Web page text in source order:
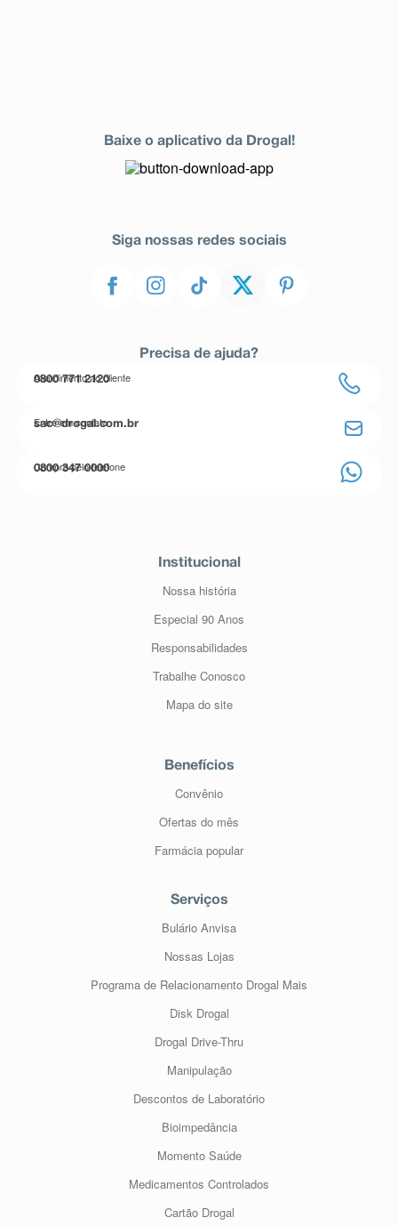
Baixe o aplicativo da Drogal!
Siga nossas redes sociais
Precisa de ajuda?
Atendimento ao cliente
0800 771 2120
Entre em contato
sac@drogal.com.br
Compre pelo telefone
0800 347 0000
Institucional
Nossa história
Especial 90 Anos
Responsabilidades
Trabalhe Conosco
Mapa do site
Benefícios
Convênio
Ofertas do mês
Farmácia popular
Serviços
Bulário Anvisa
Nossas Lojas
Programa de Relacionamento Drogal Mais
Disk Drogal
Drogal Drive-Thru
Manipulação
Descontos de Laboratório
Bioimpedância
Momento Saúde
Medicamentos Controlados
Cartão Drogal